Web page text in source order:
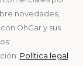
novedades,
OhGar y sus
Política legal